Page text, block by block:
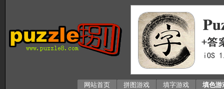
网站首页 拼图游戏 填字游戏 填色游